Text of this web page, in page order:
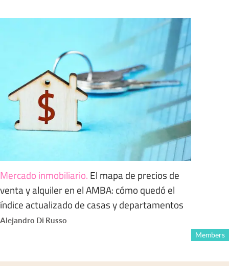
Mercado inmobiliario. El mapa de precios de
venta y alquiler en el AMBA: cómo quedó el
índice actualizado de casas y departamentos
Alejandro Di Russo
Members